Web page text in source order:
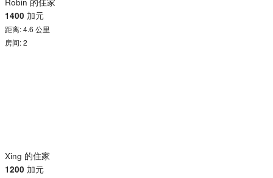
1400 加元
距离: 4.6 公里
房间: 2
Xing 的住家
1200 加元